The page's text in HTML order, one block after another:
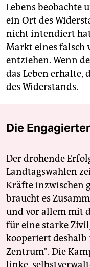
Lebens beobachte
ein Ort des
nicht intendiert
Markt eines falsch
entziehen. Wenn
das Leben
des Widerstands.
Die
Der drohende
Landtagswahlen
Kräfte inzwischen
braucht es
und vor allem mit
für eine starke
kooperiert
Zentrum". Die